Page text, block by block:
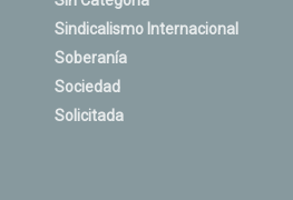
Sindicalismo Internacional
Soberanía
Sociedad
Solicitada